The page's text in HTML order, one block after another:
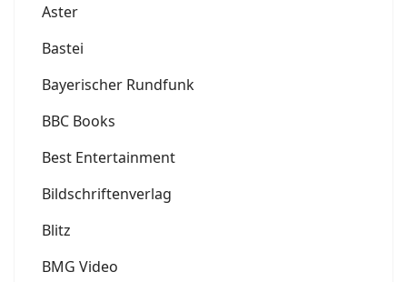
Aster
Bastei
Bayerischer Rundfunk
BBC Books
Best Entertainment
Bildschriftenverlag
Blitz
BMG Video